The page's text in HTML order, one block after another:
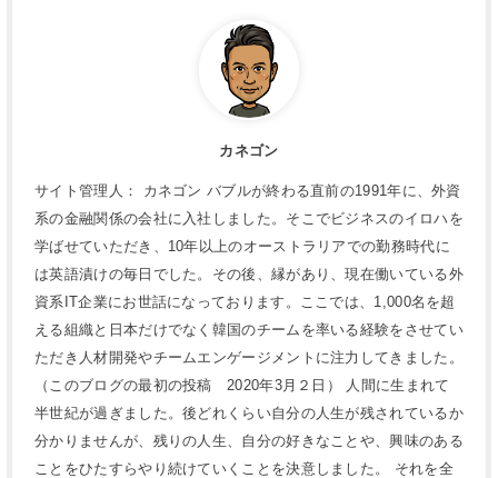
カネゴン
サイト管理人： カネゴン バブルが終わる直前の1991年に、外資
系の金融関係の会社に入社しました。そこでビジネスのイロハを
学ばせていただき、10年以上のオーストラリアでの勤務時代に
は英語漬けの毎日でした。その後、縁があり、現在働いている外
資系IT企業にお世話になっております。ここでは、1,000名を超
える組織と日本だけでなく韓国のチームを率いる経験をさせてい
ただき人材開発やチームエンゲージメントに注力してきました。
（このブログの最初の投稿 2020年3月２日） 人間に生まれて
半世紀が過ぎました。後どれくらい自分の人生が残されているか
分かりませんが、残りの人生、自分の好きなことや、興味のある
ことをひたすらやり続けていくことを決意しました。 それを全